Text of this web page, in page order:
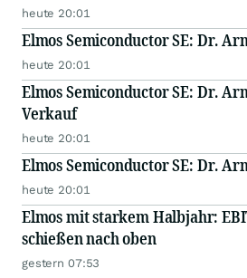
heute 20:01
Elmos Semiconductor SE: Dr.
heute 20:01
Elmos Semiconductor SE: Dr.
Verkauf
heute 20:01
Elmos Semiconductor SE: Dr.
heute 20:01
Elmos mit starkem Halbjahr:
schießen nach oben
gestern 07:53